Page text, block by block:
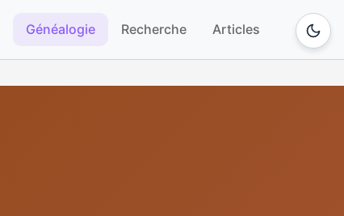
Généalogie Recherche Articles